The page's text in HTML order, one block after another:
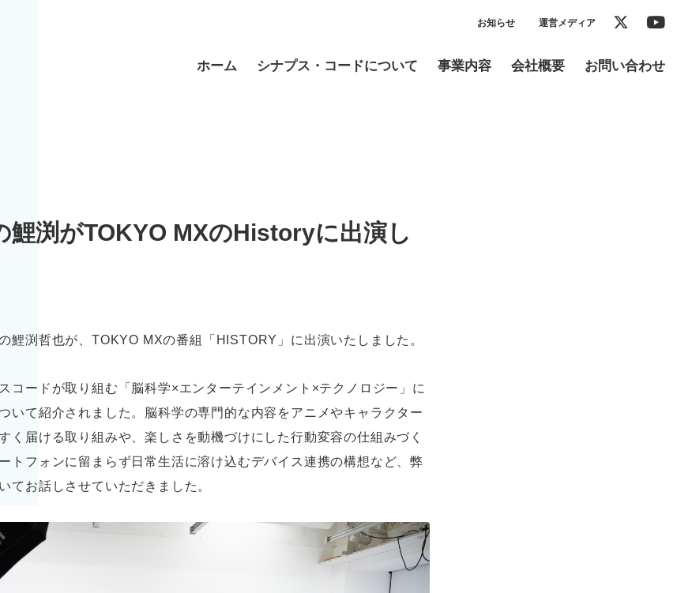
お知らせ 運営メディア
ホーム シナプス・コードについて 事業内容 会社概要 お問い合わせ
鯉渕がTOKYO MXのHistoryに出演し
鯉渕哲也が、TOKYO MXの番組「HISTORY」に出演いたしました。
コードが取り組む「脳科学×エンターテインメント×テクノロジー」に
いて紹介されました。脳科学の専門的な内容をアニメやキャラクター
く届ける取り組みや、楽しさを動機づけにした行動変容の仕組みづく
トフォンに留まらず日常生活に溶け込むデバイス連携の構想など、弊
てお話しさせていただきました。